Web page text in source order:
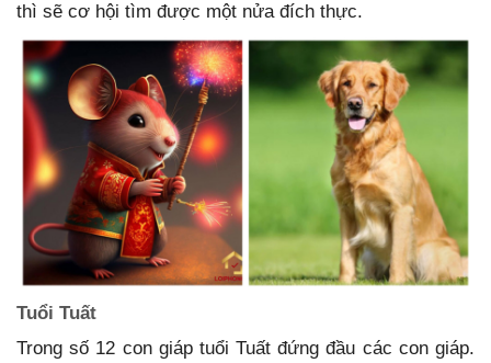
thì sẽ cơ hội tìm được một nửa đích thực.
Tuổi Tuất
Trong số 12 con giáp tuổi Tuất đứng đầu các con giáp.